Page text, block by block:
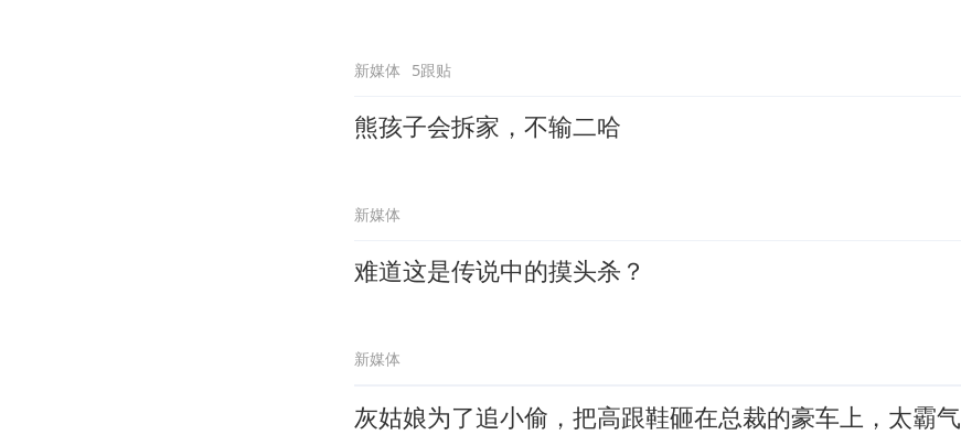
新媒体 5跟贴
熊孩子会拆家，不输二哈
新媒体
难道这是传说中的摸头杀？
新媒体
灰姑娘为了追小偷，把高跟鞋砸在总裁的豪车上，太霸气